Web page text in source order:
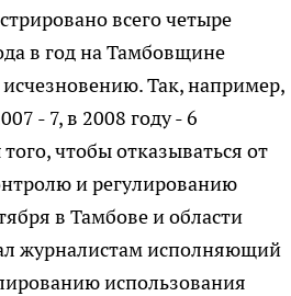
всего четыре
в год на Тамбовщине
Так, например,
- 7, в 2008 году - 6
чтобы отказываться от
и регулированию
в Тамбове и области
журналистам исполняющий
использования